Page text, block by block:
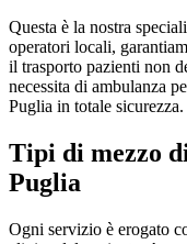
Questa è la nostra
operatori locali,
il trasporto pazienti non
necessita di ambulanza
Puglia in totale sicurezza.
Tipi di mezzo
Puglia
Ogni servizio è erogato